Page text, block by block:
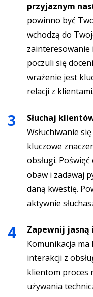
przyjaznym
powinno być
wchodzą do
zainteresowanie
poczuli się
wrażenie jest
relacji z klientami.
Słuchaj
Wsłuchiwanie
kluczowe
obsługi.
obaw i zadawaj
daną kwestię.
aktywnie
Zapewnij
Komunikacja ma
interakcji z
klientom proces
używania